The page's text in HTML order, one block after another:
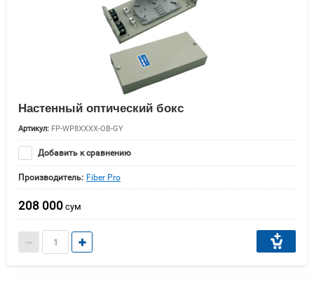
Настенный оптический бокс
Артикул: FP-WP8XXXX-OB-GY
Добавить к сравнению
Производитель: Fiber Pro
208 000 сум